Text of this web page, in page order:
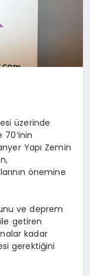
üzerinde
Yapı Zemin
önemine
ve deprem
getiren
kadar
gerektiğini